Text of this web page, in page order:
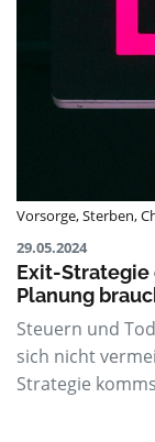
Vorsorge,Sterben,
29.05.2024
Exit-Strategie
Planung
Steuern und
sich nicht
Strategie